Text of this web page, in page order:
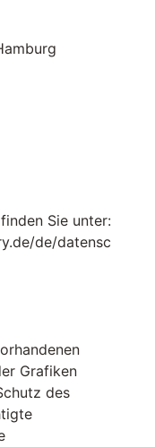
Sie unter:
de/datensc
Grafiken
des